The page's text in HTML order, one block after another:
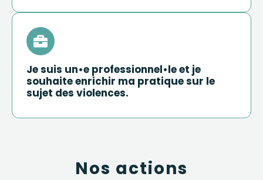
Je suis un•e professionnel•le et je
souhaite enrichir ma pratique sur le
sujet des violences.
Nos actions